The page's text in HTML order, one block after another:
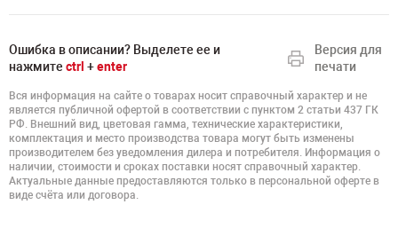
Ошибка в описании? Выделете ее и
нажмите ctrl +enter
Версия для
печати
Вся информация на сайте о товарах носит справочный характер и не
является публичной офертой в соответствии с пунктом 2 статьи 437 ГК
РФ. Внешний вид, цветовая гамма, технические характеристики,
комплектация и место производства товара могут быть изменены
производителем без уведомления дилера и потребителя. Информация о
наличии, стоимости и сроках поставки носят справочный характер.
Актуальные данные предоставляются только в персональной оферте в
виде счёта или договора.